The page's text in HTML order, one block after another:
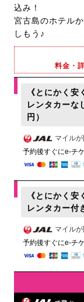
込み！
宮古島のホテル
しもう♪
料金・
《とにかく
レンタカーな
円）
マイル
予約後すぐにe-チ
《とにかく
レンタカー付
マイル
予約後すぐにe-チ